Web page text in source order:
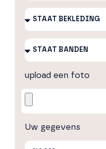
upload een foto
Uw gegevens